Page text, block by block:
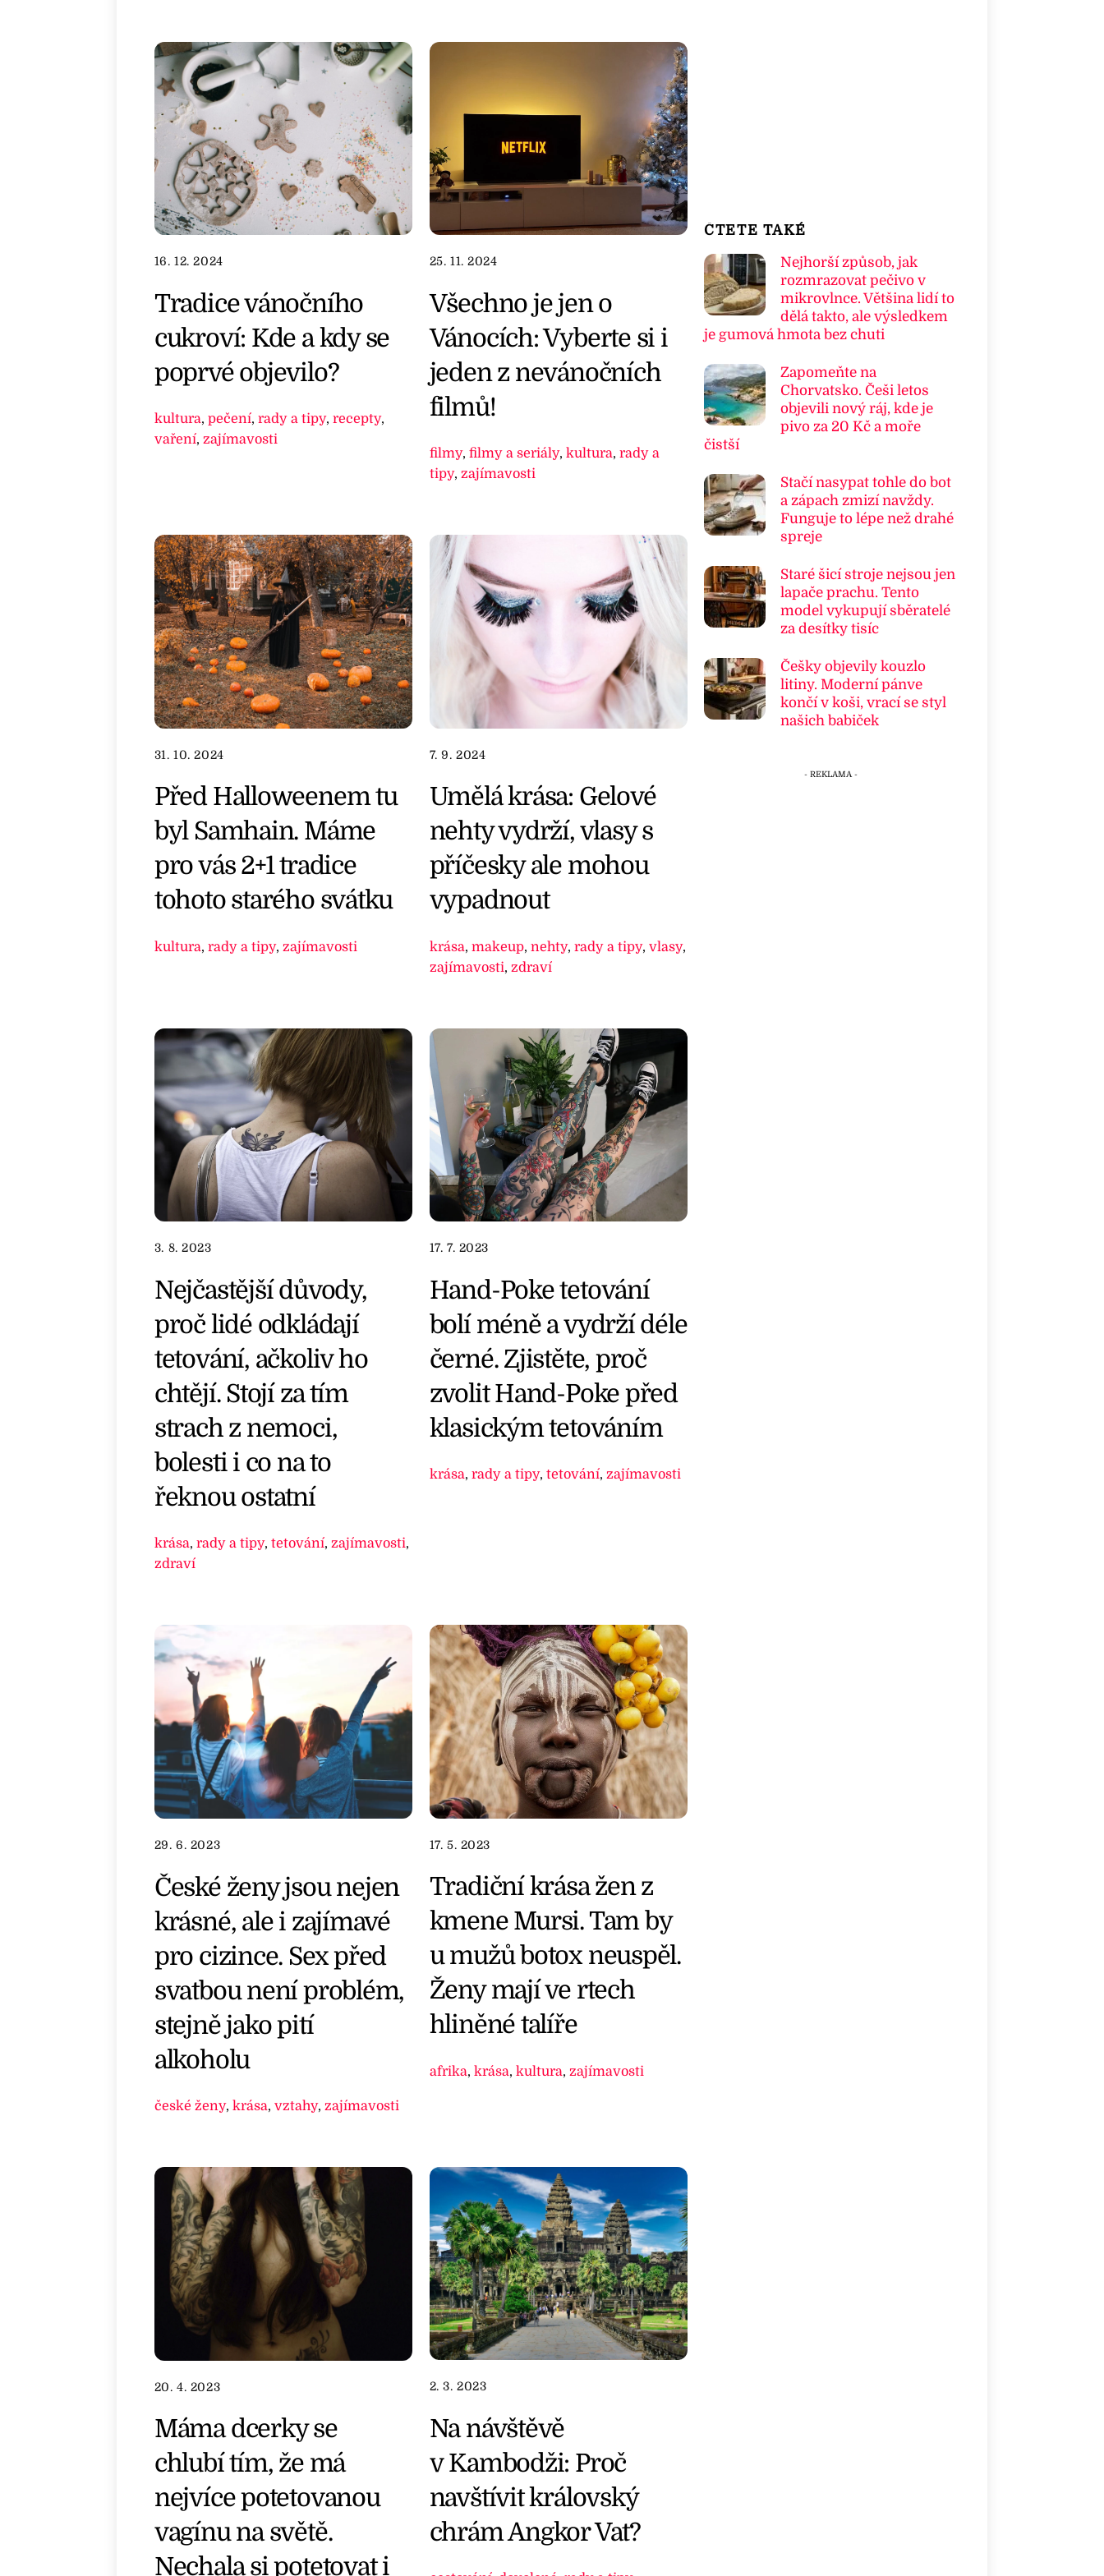
16. 12. 2024
Tradice vánočního
cukroví: Kde a kdy se
poprvé objevilo?
kultura, pečení, rady a tipy, recepty,
vaření, zajímavosti
25. 11. 2024
Všechno je jen o
Vánocích: Vyberte si i
jeden z nevánočních
filmů!
filmy, filmy a seriály, kultura, rady a
tipy, zajímavosti
31. 10. 2024
Před Halloweenem tu
byl Samhain. Máme
pro vás 2+1 tradice
tohoto starého svátku
kultura, rady a tipy, zajímavosti
7. 9. 2024
Umělá krása: Gelové
nehty vydrží, vlasy s
příčesky ale mohou
vypadnout
krása, makeup, nehty, rady a tipy, vlasy,
zajímavosti, zdraví
3. 8. 2023
Nejčastější důvody,
proč lidé odkládají
tetování, ačkoliv ho
chtějí. Stojí za tím
strach z nemoci,
bolesti i co na to
řeknou ostatní
krása, rady a tipy, tetování, zajímavosti,
zdraví
17. 7. 2023
Hand-Poke tetování
bolí méně a vydrží déle
černé. Zjistěte, proč
zvolit Hand-Poke před
klasickým tetováním
krása, rady a tipy, tetování, zajímavosti
29. 6. 2023
České ženy jsou nejen
krásné, ale i zajímavé
pro cizince. Sex před
svatbou není problém,
stejně jako pití
alkoholu
české ženy, krása, vztahy, zajímavosti
17. 5. 2023
Tradiční krása žen z
kmene Mursi. Tam by
u mužů botox neuspěl.
Ženy mají ve rtech
hliněné talíře
afrika, krása, kultura, zajímavosti
20. 4. 2023
Máma dcerky se
chlubí tím, že má
nejvíce potetovanou
vagínu na světě.
Nechala si potetovat i
2. 3. 2023
Na návštěvě
v Kambodži: Proč
navštívit královský
chrám Angkor Vat?
ČTETE TAKÉ
Nejhorší způsob, jak
rozmrazovat pečivo v
mikrovlnce. Většina lidí to
dělá takto, ale výsledkem
je gumová hmota bez chuti
Zapomeňte na
Chorvatsko. Češi letos
objevili nový ráj, kde je
pivo za 20 Kč a moře
čistší
Stačí nasypat tohle do bot
a zápach zmizí navždy.
Funguje to lépe než drahé
spreje
Staré šicí stroje nejsou jen
lapače prachu. Tento
model vykupují sběratelé
za desítky tisíc
Češky objevily kouzlo
litiny. Moderní pánve
končí v koši, vrací se styl
našich babiček